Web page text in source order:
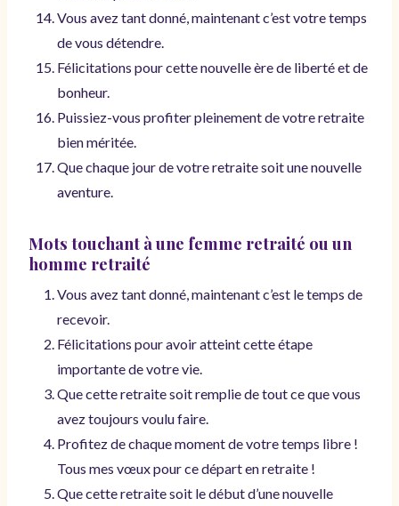
Vous avez tant donné, maintenant c’est votre temps
de vous détendre.
Félicitations pour cette nouvelle ère de liberté et de
bonheur.
Puissiez-vous profiter pleinement de votre retraite
bien méritée.
Que chaque jour de votre retraite soit une nouvelle
aventure.
Mots touchant à une femme retraité ou un
homme retraité
Vous avez tant donné, maintenant c’est le temps de
recevoir.
Félicitations pour avoir atteint cette étape
importante de votre vie.
Que cette retraite soit remplie de tout ce que vous
avez toujours voulu faire.
Profitez de chaque moment de votre temps libre !
Tous mes vœux pour ce départ en retraite !
Que cette retraite soit le début d’une nouvelle